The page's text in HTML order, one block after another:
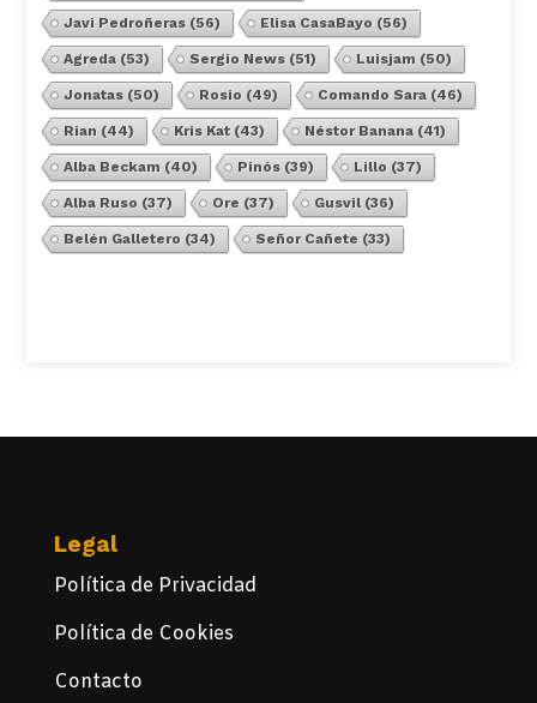
Javi Pedroñeras(56) Elisa CasaBayo (56)
Agreda(53) Sergio News(51) Luisjam (50)
Jonatas(50) Rosio (49) Comando Sara(46)
Rian (44) Kris Kat(43) Néstor Banana(41)
Alba Beckam (40) Pinós(39) Lillo (37)
Alba Ruso (37) Ore (37) Gusvil(36)
Belén Galletero (34) Señor Cañete (33)
Legal
Política de Privacidad
Política de Cookies
Contacto